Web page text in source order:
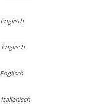
Englisch
Englisch
Englisch
Italienisch